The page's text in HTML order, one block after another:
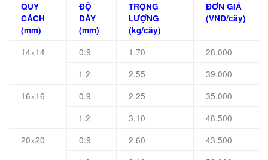
QUY
CÁCH
(mm)
ĐỘ
DÀY
(mm)
TRỌNG
LƯỢNG
(kg/cây)
ĐƠN GIÁ
(VNĐ/cây)
14×14 0.9 1.70
28.000
1.2
2.55
39.000
16×16
0.9 2.25
35.000
1.2
3.10
48.500
20×20
0.9 2.60
43.500